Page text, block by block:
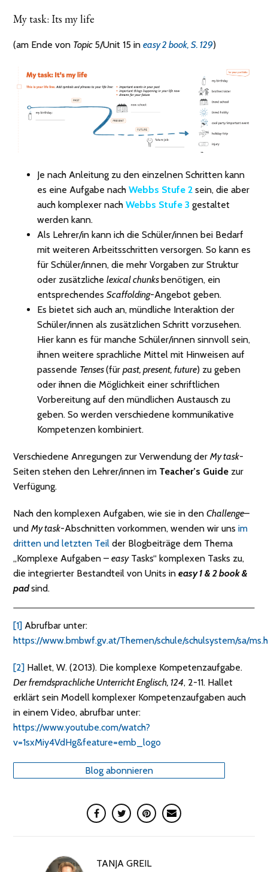
My task: Its my life
(am Ende von Topic 5/Unit 15 ineasy 2 book, S. 129)
Je nach Anleitung zu den einzelnen Schritten kann
es eine Aufgabe nachWebbs Stufe 2 sein, die aber
auch komplexer nach Webbs Stufe 3 gestaltet
werden kann.
Als Lehrer/in kann ich die Schüler/innen bei Bedarf
mit weiteren Arbeitsschritten versorgen. So kann es
für Schüler/innen, die mehr Vorgaben zur Struktur
oder zusätzlichelexical chunksbenötigen, ein
entsprechendesScaffolding-Angebot geben.
Es bietet sich auch an, mündliche Interaktion der
Schüler/innen als zusätzlichen Schritt vorzusehen.
Hier kann es für manche Schüler/innen sinnvoll sein,
ihnen weitere sprachliche Mittel mit Hinweisen auf
passende Tenses(fürpast, present, future) zu geben
oder ihnen die Möglichkeit einer schriftlichen
Vorbereitung auf den mündlichen Austausch zu
geben. So werden verschiedene kommunikative
Kompetenzen kombiniert.
Verschiedene Anregungen zur Verwendung derMy task-
Seiten stehen den Lehrer/innen im Teacher’s Guide zur
Verfügung.
Nach den komplexen Aufgaben, wie sie in denChallenge–
undMy task-Abschnitten vorkommen, wenden wir unsim
dritten und letzten Teil der Blogbeiträge dem Thema
„Komplexe Aufgaben –easyTasks“ komplexen Tasks zu,
die integrierter Bestandteil von Units ineasy 1 & 2 book &
padsind.
[1] Abrufbar unter:
https://www.bmbwf.gv.at/Themen/schule/schulsystem/sa/
[2] Hallet, W. (2013). Die komplexe Kompetenzaufgabe.
Der fremdsprachliche Unterricht Englisch, 124, 2-11. Hallet
erklärt sein Modell komplexer Kompetenzaufgaben auch
in einem Video, abrufbar unter:
https://www.youtube.com/watch?
v=1sxMiy4VdHg&feature=emb_logo
Blog abonnieren
TANJA GREIL